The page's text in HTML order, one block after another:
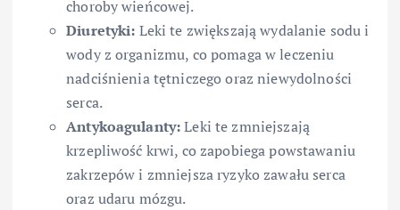
choroby wieńcowej.
Diuretyki: Leki te zwiększają wydalanie sodu i
wody z organizmu, co pomaga w leczeniu
nadciśnienia tętniczego oraz niewydolności
serca.
Antykoagulanty:Leki te zmniejszają
krzepliwość krwi, co zapobiega powstawaniu
zakrzepów i zmniejsza ryzyko zawału serca
oraz udaru mózgu.